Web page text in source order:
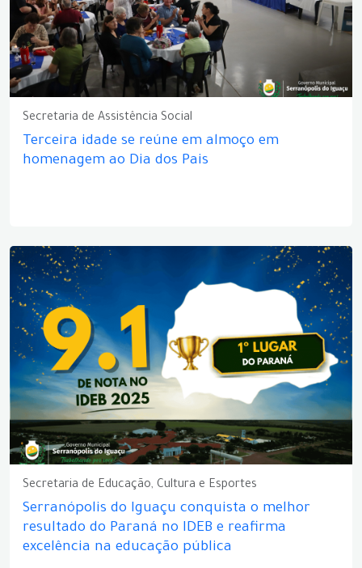
Secretaria de Assistência Social
Terceira idade se reúne em almoço em
homenagem ao Dia dos Pais
Secretaria de Educação, Cultura e Esportes
Serranópolis do Iguaçu conquista o melhor
resultado do Paraná no IDEB e reafirma
excelência na educação pública